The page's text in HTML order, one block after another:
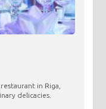
in Riga,
delicacies.